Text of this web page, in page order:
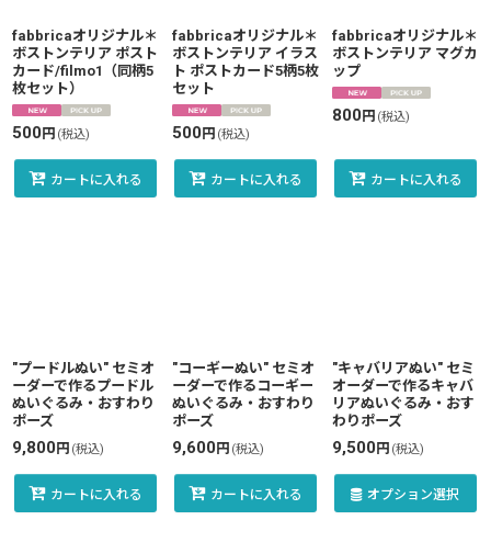
fabbricaオリジナル＊
ボストンテリア ポスト
カード/filmo1（同柄5
枚セット）
500円 (税込)
カートに入れる
fabbricaオリジナル＊
ボストンテリア イラス
ト ポストカード5柄5枚
セット
500円 (税込)
カートに入れる
fabbricaオリジナル＊
ボストンテリア マグカ
ップ
800円 (税込)
カートに入れる
"プードルぬい" セミオ
ーダーで作るプードル
ぬいぐるみ・おすわり
ポーズ
9,800円 (税込)
カートに入れる
"コーギーぬい" セミオ
ーダーで作るコーギー
ぬいぐるみ・おすわり
ポーズ
9,600円 (税込)
カートに入れる
"キャバリアぬい" セミ
オーダーで作るキャバ
リアぬいぐるみ・おす
わりポーズ
9,500円 (税込)
オプション選択